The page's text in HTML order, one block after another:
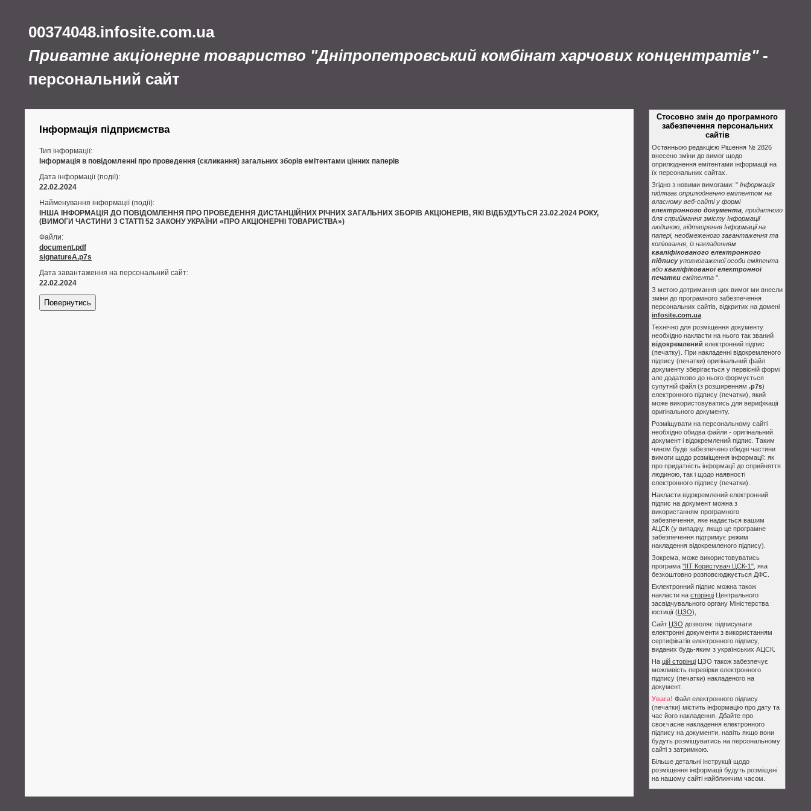
00374048.infosite.com.ua
Приватне акціонерне товариство "Дніпропетровський комбінат харчових концентратів"-
персональний сайт
Інформація підприємства
Тип інформації:
Інформація в повідомленні про проведення (скликання) загальних зборів емітентами цінних паперів
Дата інформації (події):
22.02.2024
Найменування інформації (події):
ІНША ІНФОРМАЦІЯ ДО ПОВІДОМЛЕННЯ ПРО ПРОВЕДЕННЯ ДИСТАНЦІЙНИХ РІЧНИХ ЗАГАЛЬНИХ ЗБОРІВ АКЦІОНЕРІВ, ЯКІ ВІДБУДУТЬСЯ 23.02.2024 РОКУ,
(ВИМОГИ ЧАСТИНИ 3 СТАТТІ 52 ЗАКОНУ УКРАЇНИ «ПРО АКЦІОНЕРНІ ТОВАРИСТВА»)
Файли:
document.pdf
signatureA.p7s
Дата завантаження на персональний сайт:
22.02.2024
Повернутись
Стосовно змін до програмного
забезпечення персональних
сайтів
Останньою редакцією Рішення № 2826
внесено зміни до вимог щодо
оприлюднення емітентами інформації на
їх персональних сайтах.
Згідно з новими вимогами: " Інформація
підлягає оприлюдненню емітентом на
власному веб-сайті у формі
електронного документа , придатного
для сприймання змісту Інформації
людиною, відтворення Інформації на
папері, необмеженого завантаження та
копіювання, із накладенням
кваліфікованого електронного
підписууповноваженої особи емітента
або кваліфікованої електронної
печатки емітента ".
З метою дотримання цих вимог ми внесли
зміни до програмного забезпечення
персональних сайтів, відкритих на домені
infosite.com.ua
Технічно для розміщення документу
необхідно накласти на нього так званий
відокремлений електронний підпис
(печатку). При накладенні відокремленого
підпису (печатки) оригінальний файл
документу зберігається у первісній формі
але додатково до нього формується
супутній файл (з розширенням .p7s)
електронного підпису (печатки), який
може використовуватись для верифікації
оригінального документу.
Розміщувати на персональному сайті
необхідно обидва файли - оригінальний
документ і відокремлений підпис. Таким
чином буде забезпечено обидві частини
вимоги щодо розміщення інформації: як
про придатність інформації до сприйняття
людиною, так і щодо наявності
електронного підпису (печатки).
Накласти відокремлений електронний
підпис на документ можна з
використанням програмного
забезпечення, яке надається вашим
АЦСК (у випадку, якщо це програмне
забезпечення підтримує режим
накладення відокремленого підпису).
Зокрема, може використовуватись
програма "ІІТ Користувач ЦСК-1" , яка
безкоштовно розповсюджується ДФС.
Еклектронний підпис можна також
накласти на сторінці Центрального
засвідчувального органу Міністерства
юстиції (ЦЗО),
Сайт ЦЗО дозволяє підписувати
електронні документи з використанням
сертифікатів електронного підпису,
виданих будь-яким з українських АЦСК.
На цій сторінці ЦЗО також забезпечує
можливість перевірки електронного
підпису (печатки) накладеного на
документ.
Увага! Файл електронного підпису
(печатки) містить інформацію про дату та
час його накладення. Дбайте про
своєчасне накладення електронного
підпису на документи, навіть якщо вони
будуть розміщуватись на персональному
сайті з затримкою.
Більше детальні інструкції щодо
розміщення інформації будуть розміщені
на нашому сайті найближчим часом.